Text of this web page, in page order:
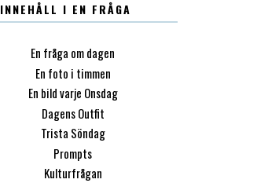
INNEHÅLL I EN FRÅGA
En fråga om dagen
En foto i timmen
En bild varje Onsdag
Dagens Outfit
Trista Söndag
Prompts
Kulturfrågan